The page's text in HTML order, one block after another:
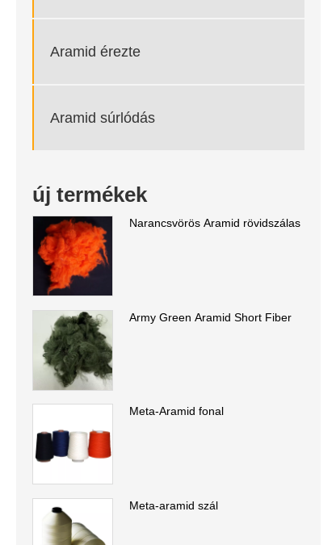
Aramid érezte
Aramid súrlódás
új termékek
Narancsvörös Aramid rövidszálas
Army Green Aramid Short Fiber
Meta-Aramid fonal
Meta-aramid szál